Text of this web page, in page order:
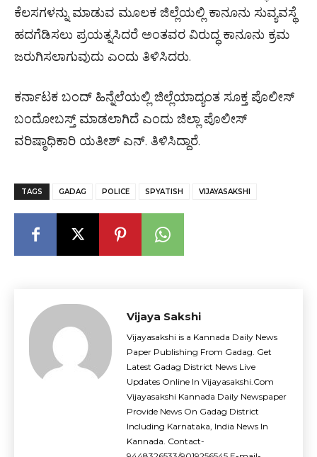
ಕೆಲಸಗಳನ್ನು ಮಾಡುವ ಮೂಲಕ ಜಿಲ್ಲೆಯಲ್ಲಿ ಕಾನೂನು ಸುವ್ಯವಸ್ಥೆ
ಹದಗೆಡಿಸಲು ಪ್ರಯತ್ನಸಿದರೆ ಅಂತವರ ವಿರುದ್ಧ ಕಾನೂನು ಕ್ರಮ
ಜರುಗಿಸಲಾಗುವುದು ಎಂದು ತಿಳಿಸಿದರು.
ಕರ್ನಾಟಕ ಬಂದ್ ಹಿನ್ನೆಲೆಯಲ್ಲಿ ಜಿಲ್ಲೆಯಾದ್ಯಂತ ಸೂಕ್ತ ಪೊಲೀಸ್
ಬಂದೋಬಸ್ತ್ ಮಾಡಲಾಗಿದೆ ಎಂದು ಜಿಲ್ಲಾ ಪೊಲೀಸ್
ವರಿಷ್ಠಾಧಿಕಾರಿ ಯತೀಶ್ ಎನ್. ತಿಳಿಸಿದ್ದಾರೆ.
TAGS GADAG POLICE SPYATISH VIJAYASAKSHI
Vijaya Sakshi
Vijayasakshi is a Kannada Daily News
Paper Publishing From Gadag. Get
Latest Gadag District News Live
Updates Online In Vijayasakshi.Com
Vijayasakshi Kannada Daily Newspaper
Provide News On Gadag District
Including Karnataka, India News In
Kannada. Contact-